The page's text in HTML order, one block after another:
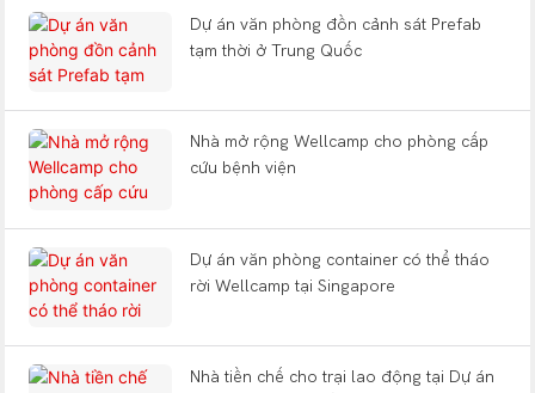
Dự án văn phòng đồn cảnh sát Prefab
tạm thời ở Trung Quốc
Nhà mở rộng Wellcamp cho phòng cấp
cứu bệnh viện
Dự án văn phòng container có thể tháo
rời Wellcamp tại Singapore
Nhà tiền chế cho trại lao động tại Dự án